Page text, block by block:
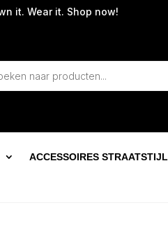
Wear it. Shop now!
ACCESSOIRES STRAATSTIJL